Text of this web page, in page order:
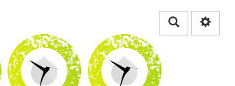
Rechercher